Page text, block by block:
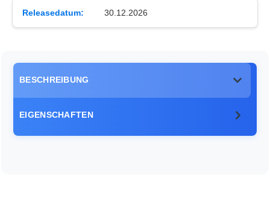
Releasedatum: 30.12.2026
BESCHREIBUNG
EIGENSCHAFTEN